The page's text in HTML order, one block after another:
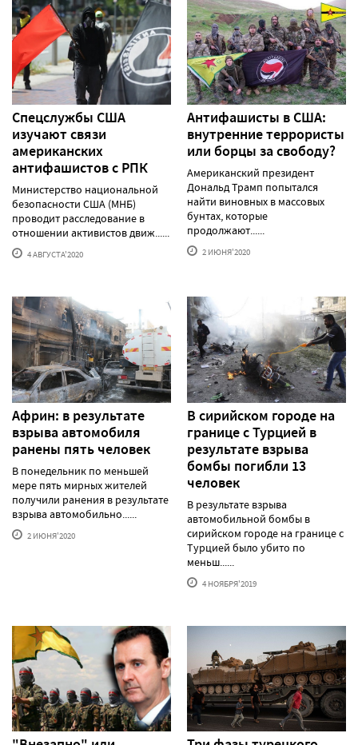
Спецслужбы США
изучают связи
американских
антифашистов с РПК
Министерство национальной
безопасности США (МНБ)
проводит расследование в
отношении активистов движ......
4 АВГУСТА'2020
Антифашисты в США:
внутренние террористы
или борцы за свободу?
Американский президент
Дональд Трамп попытался
найти виновных в массовых
бунтах, которые
продолжают......
2 ИЮНЯ'2020
Африн: в результате
взрыва автомобиля
ранены пять человек
В понедельник по меньшей
мере пять мирных жителей
получили ранения в результате
взрыва автомобильно......
2 ИЮНЯ'2020
В сирийском городе на
границе с Турцией в
результате взрыва
бомбы погибли 13
человек
В результате взрыва
автомобильной бомбы в
сирийском городе на границе с
Турцией было убито по
меньш......
4 НОЯБРЯ'2019